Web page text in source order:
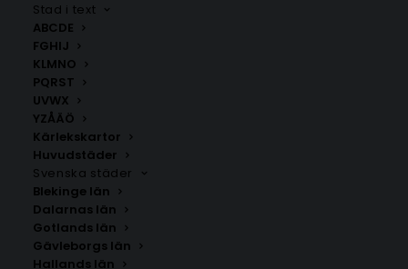
Stad i text
ABCDE
FGHIJ
KLMNO
PQRST
UVWX
YZÅÄÖ
Kärlekskartor
Huvudstäder
Svenska städer
Blekinge län
Dalarnas län
Gotlands län
Gävleborgs län
Hallands län